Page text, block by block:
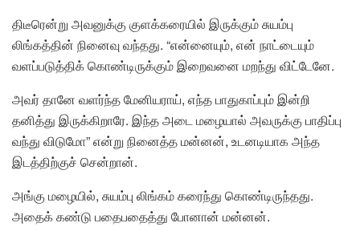
திடீரென்று அவனுக்கு குளக்கரையில் இருக்கும் சுயம்பு
லிங்கத்தின் நினைவு வந்தது. “என்னையும், என் நாட்டையும்
வளப்படுத்திக் கொண்டிருக்கும் இறைவனை மறந்து விட்டேனே.
அவர் தானே வளர்ந்த மேனியராய், எந்த பாதுகாப்பும் இன்றி
தனித்து இருக்கிறாரே. இந்த அடை மழையால் அவருக்கு பாதிப்பு
வந்து விடுமோ” என்று நினைத்த மன்னன், உடனடியாக அந்த
இடத்திற்குச் சென்றான்.
அங்கு மழையில், சுயம்பு லிங்கம் கரைந்து கொண்டிருந்தது.
அதைக் கண்டு பதைபதைத்து போனான் மன்னன்.